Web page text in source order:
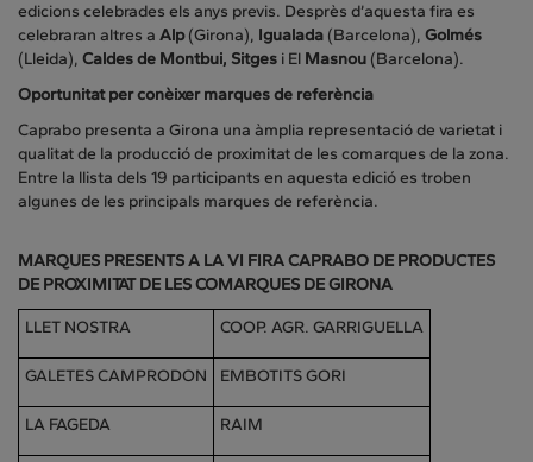
edicions celebrades els anys previs. Desprès d’aquesta fira es
celebraran altres a Alp(Girona), Igualada (Barcelona), Golmés
(Lleida), Caldes de Montbui, Sitges i El Masnou (Barcelona).
Oportunitat per conèixer marques de referència
Caprabo presenta a Girona una àmplia representació de varietat i
qualitat de la producció de proximitat de les comarques de la zona.
Entre la llista dels 19 participants en aquesta edició es troben
algunes de les principals marques de referència.
MARQUES PRESENTS A LA VI FIRA CAPRABO DE PRODUCTES
DE PROXIMITAT DE LES COMARQUES DE GIRONA
LLET NOSTRA COOP. AGR. GARRIGUELLA
GALETES CAMPRODON EMBOTITS GORI
LA FAGEDA RAIM